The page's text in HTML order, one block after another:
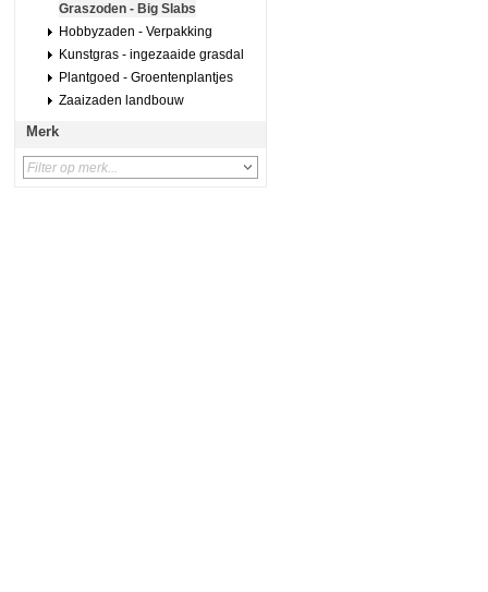
Graszoden - Big Slabs
Hobbyzaden - Verpakking
Kunstgras - ingezaaide grasdal
Plantgoed - Groentenplantjes
Zaaizaden landbouw
Merk